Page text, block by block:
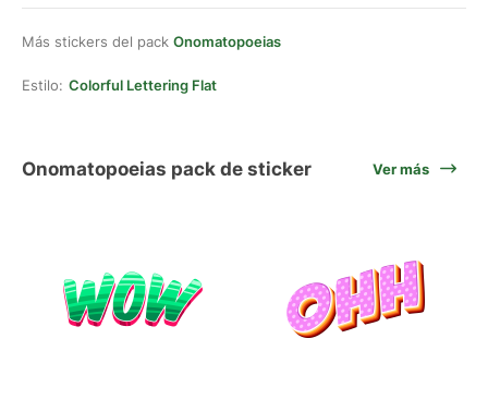
Más stickers del pack Onomatopoeias
Estilo: Colorful Lettering Flat
Onomatopoeias pack de sticker Ver más